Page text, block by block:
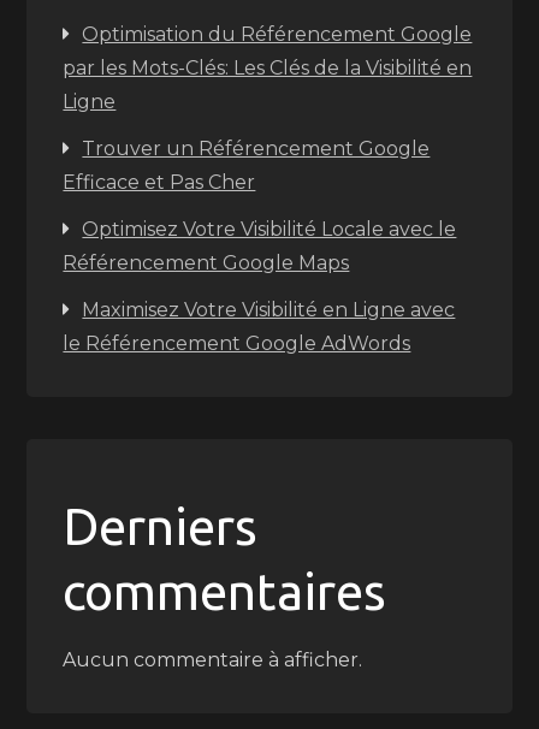
Optimisation du Référencement Google
par les Mots-Clés: Les Clés de la Visibilité en
Ligne
Trouver un Référencement Google
Efficace et Pas Cher
Optimisez Votre Visibilité Locale avec le
Référencement Google Maps
Maximisez Votre Visibilité en Ligne avec
le Référencement Google AdWords
Derniers
commentaires
Aucun commentaire à afficher.